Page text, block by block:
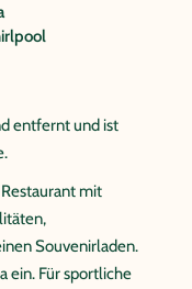
entfernt und ist
mit
Souvenirladen.
ein. Für sportliche